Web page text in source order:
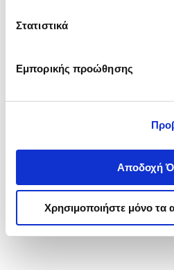
Στατιστικά
Εμπορικής προώθησης
Αποδοχή
Χρησιμοποιήστε μόνο τα